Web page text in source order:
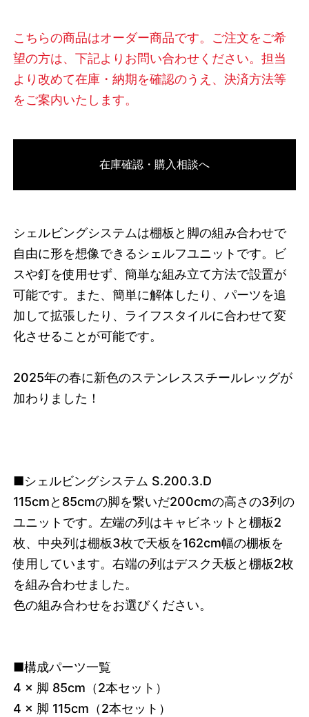
オーク/ホワイト /products/shelving-
system-s-200-3-d?variant=4659220299799270290000
こちらの商品はオーダー商品です。ご注文をご希
望の方は、下記よりお問い合わせください。担当
より改めて在庫・納期を確認のうえ、決済方法等
をご案内いたします。
在庫確認・購入相談へ
シェルビングシステムは棚板と脚の組み合わせで
自由に形を想像できるシェルフユニットです。ビ
スや釘を使用せず、簡単な組み立て方法で設置が
可能です。また、簡単に解体したり、パーツを追
加して拡張したり、ライフスタイルに合わせて変
化させることが可能です。
2025年の春に新色のステンレススチールレッグが
加わりました！
■シェルビングシステム S.200.3.D
115cmと85cmの脚を繋いだ200cmの高さの3列の
ユニットです。左端の列はキャビネットと棚板2
枚、中央列は棚板3枚で天板を162cm幅の棚板を
使用しています。右端の列はデスク天板と棚板2枚
を組み合わせました。
色の組み合わせをお選びください。
■構成パーツ一覧
4 × 脚 85cm（2本セット）
4 × 脚 115cm（2本セット）